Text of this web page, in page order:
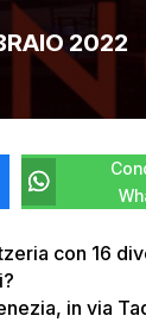
2022
con 16
in via